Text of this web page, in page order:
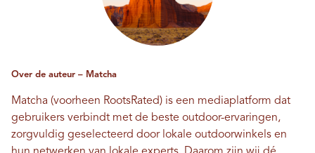
Over de auteur – Matcha
Matcha (voorheen RootsRated) is een mediaplatform dat
gebruikers verbindt met de beste outdoor-ervaringen,
zorgvuldig geselecteerd door lokale outdoorwinkels en